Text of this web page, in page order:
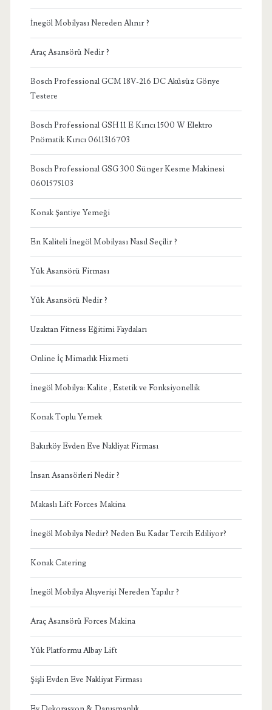
İnegöl Mobilyası Nereden Alınır ?
Araç Asansörü Nedir ?
Bosch Professional GCM 18V-216 DC Aküsüz Gönye
Testere
Bosch Professional GSH 11 E Kırıcı 1500 W Elektro
Pnömatik Kırıcı 0611316703
Bosch Professional GSG 300 Sünger Kesme Makinesi
0601575103
Konak Şantiye Yemeği
En Kaliteli İnegöl Mobilyası Nasıl Seçilir ?
Yük Asansörü Firması
Yük Asansörü Nedir ?
Uzaktan Fitness Eğitimi Faydaları
Online İç Mimarlık Hizmeti
İnegöl Mobilya: Kalite , Estetik ve Fonksiyonellik
Konak Toplu Yemek
Bakırköy Evden Eve Nakliyat Firması
İnsan Asansörleri Nedir ?
Makaslı Lift Forces Makina
İnegöl Mobilya Nedir? Neden Bu Kadar Tercih Ediliyor?
Konak Catering
İnegöl Mobilya Alışverişi Nereden Yapılır ?
Araç Asansörü Forces Makina
Yük Platformu Albay Lift
Şişli Evden Eve Nakliyat Firması